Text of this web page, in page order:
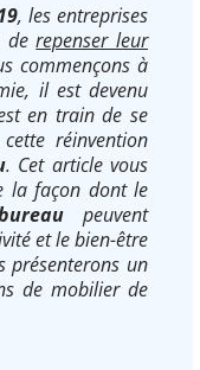
, les entreprises
derepenser leur
commençons à
il est devenu
en train de se
réinvention
. Cet article vous
la façon dont le
peuvent
et le bien-être
présenterons un
de mobilier de